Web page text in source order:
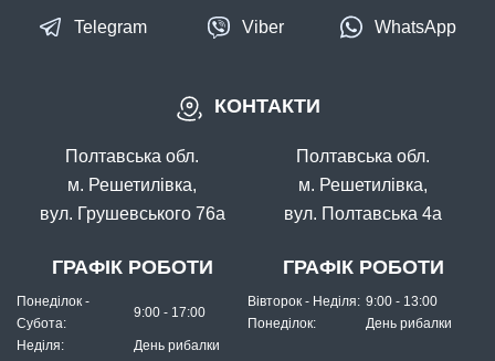
КОНТАКТИ
Полтавська обл.
м. Решетилівка,
вул. Грушевського 76а
ГРАФІК РОБОТИ
Понеділок -
Субота:
9:00 - 17:00
Неділя: День рибалки
Полтавська обл.
м. Решетилівка,
вул. Полтавська 4а
ГРАФІК РОБОТИ
Вівторок - Неділя: 9:00 - 13:00
Понеділок:
День рибалки
Telegram Viber WhatsApp